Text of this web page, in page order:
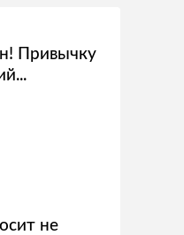
Привычку
не